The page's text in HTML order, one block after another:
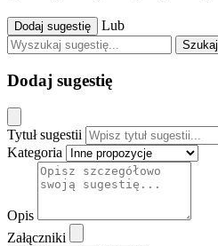
Dodaj sugestię Lub
Szukaj
Dodaj sugestię
Tytuł sugestii
Kategoria
Opis
Załączniki